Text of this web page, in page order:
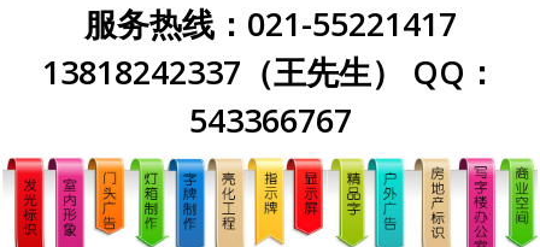
服务热线：021-55221417
13818242337（王先生） QQ：
543366767